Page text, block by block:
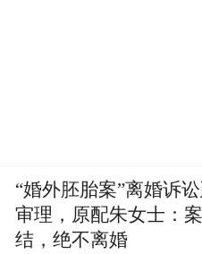
“婚外胚胎案”离婚诉
审理，原配朱女士：
结，绝不离婚